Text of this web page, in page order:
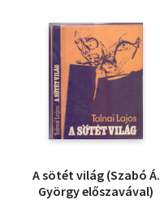
A sötét világ (Szabó Á.
György előszavával)